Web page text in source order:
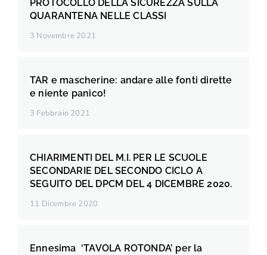
PROTOCOLLO DELLA SICUREZZA SULLA
QUARANTENA NELLE CLASSI
3 Novembre 2021
TAR e mascherine: andare alle fonti dirette
e niente panico!
3 Febbraio 2021
CHIARIMENTI DEL M.I. PER LE SCUOLE
SECONDARIE DEL SECONDO CICLO A
SEGUITO DEL DPCM DEL 4 DICEMBRE 2020.
11 Dicembre 2020
Ennesima ‘TAVOLA ROTONDA’ per la